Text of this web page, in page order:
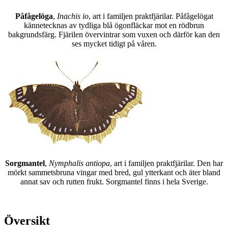
Påfågelöga, Inachis io, art i familjen praktfjärilar. Påfågelögat
kännetecknas av tydliga blå ögonfläckar mot en rödbrun
bakgrundsfärg. Fjärilen övervintrar som vuxen och därför kan den
ses mycket tidigt på våren.
Sorgmantel, Nymphalis antiopa, art i familjen praktfjärilar. Den har
mörkt sammetsbruna vingar med bred, gul ytterkant och äter bland
annat sav och rutten frukt. Sorgmantel finns i hela Sverige.
Översikt